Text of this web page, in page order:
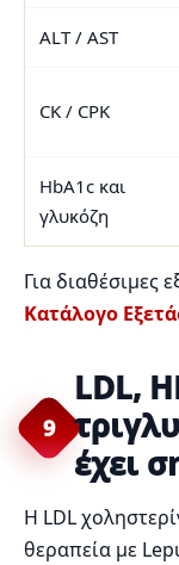
ALT / AST
CK / CPK
HbA1c και
γλυκόζη
Για διαθέσιμες
Κατάλογο
9
LDL,
έχει
Η LDL
θεραπεία με